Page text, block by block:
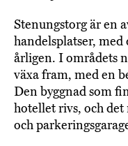
Stenungstorg är en
handelsplatser,
årligen. I områdets
växa fram, med en
Den byggnad som
hotellet rivs, och
och